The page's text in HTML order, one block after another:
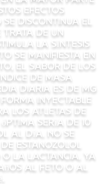
efectos
discontinua el
trata de un
la síntesis
se manifiesta en
el sabor de los
de masa
diaria es de mg
forma inyectable
los atletas de
sería de 10
al día. No se
estanozolol
o la lactancia, ya
al feto o al